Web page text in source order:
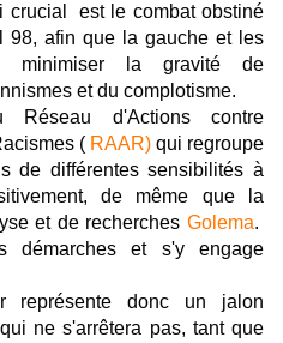
crucial est le combat obstiné
98, afin que la gauche et les
minimiser la gravité de
et du complotisme.
Réseau d'Actions contre
( RAAR) qui regroupe
de différentes sensibilités à
de même que la
et de recherches Golema.
démarches et s'y engage
représente donc un jalon
ne s'arrêtera pas, tant que